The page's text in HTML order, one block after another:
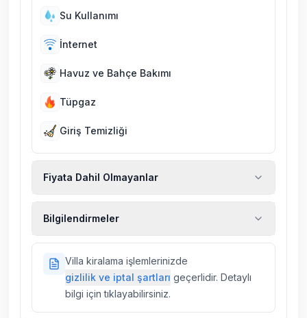
Su Kullanımı
İnternet
Havuz ve Bahçe Bakımı
Tüpgaz
Giriş Temizliği
Fiyata Dahil Olmayanlar
sigortaları fiyatlara dahil değildir.
Bilgilendirmeler
villalarımızda düzenli olarak ilaçlama
yapılmaktadır. Buna rağmen çevrede
kelebek, böcek, sinek vs. bulunma ihtimali
Villa kiralama işlemlerinizde
gizlilik ve iptal şartları geçerlidir. Detaylı
bilgi için tıklayabilirsiniz.